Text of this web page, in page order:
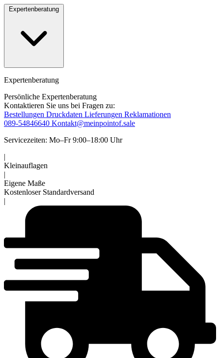
Expertenberatung
Expertenberatung
Persönliche Expertenberatung
Kontaktieren Sie uns bei Fragen zu:
Bestellungen Druckdaten Lieferungen Reklamationen
089-54846640 Kontakt@meinpointof.sale
Servicezeiten: Mo–Fr 9:00–18:00 Uhr
|
Kleinauflagen
|
Eigene Maße
Kostenloser Standardversand
|